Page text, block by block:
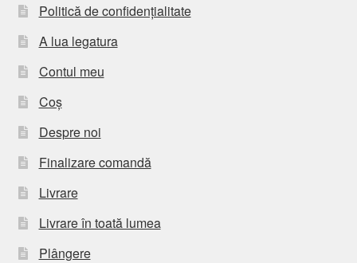
Politică de confidențialitate
A lua legatura
Contul meu
Coș
Despre noi
Finalizare comandă
Livrare
Livrare în toată lumea
Plângere